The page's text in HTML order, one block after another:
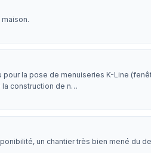
pour la pose de menuiseries K-Line
la construction de n…
un chantier très bien mené du